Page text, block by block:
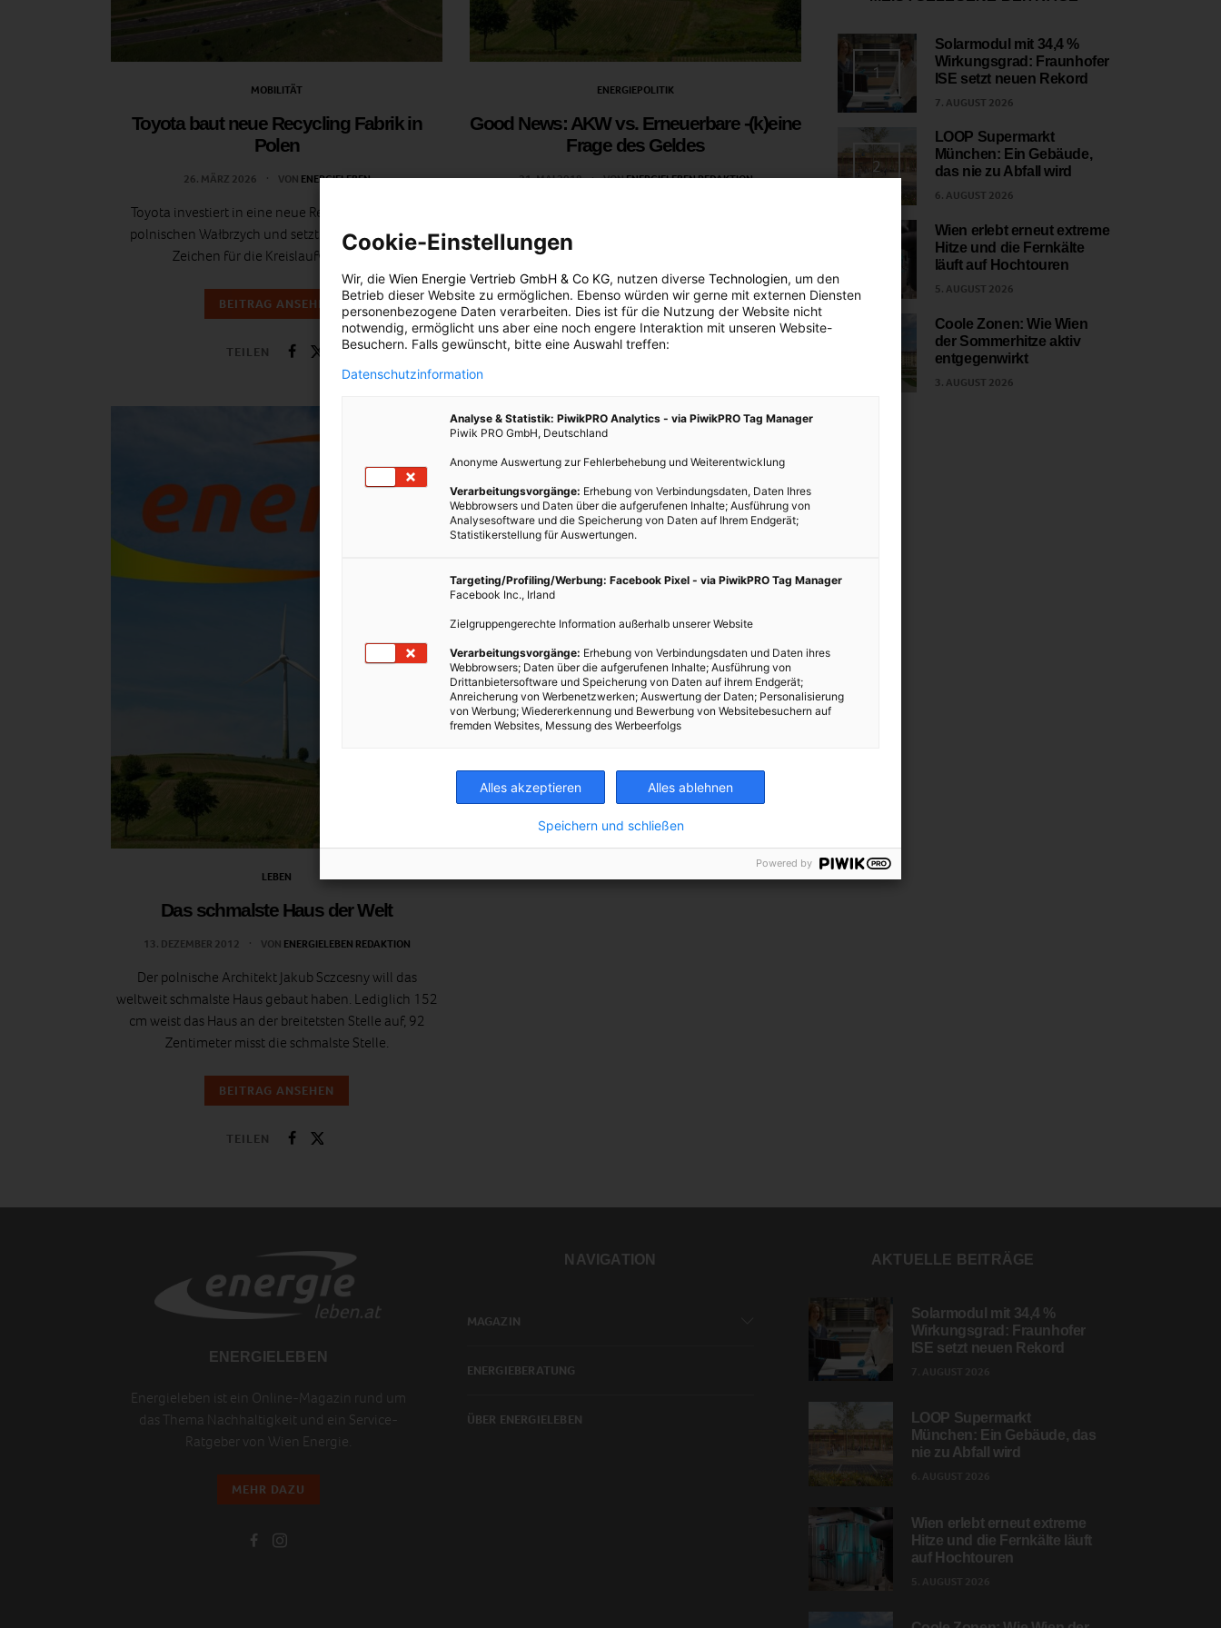
MOBILITÄT
Toyota baut neue Recycling Fabrik in
Polen
26. MÄRZ 2026 VON ENERGIELEBEN
Toyota investiert in eine neue Recycling Fabrik im
polnischen Wałbrzych und setzt damit ein starkes
Zeichen für die Kreislaufwirtschaft.
BEITRAG ANSEHEN
TEILEN
LEBEN
Das schmalste Haus der Welt
13. DEZEMBER 2012 VON ENERGIELEBEN REDAKTION
Der polnische Architekt Jakub Sczcesny will das
weltweit schmalste Haus gebaut haben. Lediglich 152
cm weist das Haus an der breitetsten Stelle auf, 92
Zentimeter misst die schmalste Stelle.
BEITRAG ANSEHEN
TEILEN
ENERGIEPOLITIK
Good News: AKW vs. Erneuerbare -(k)eine
Frage des Geldes
21. MAI 2018 VONENERGIELEBEN REDAKTION
Energien billiger als die momentan dort geplanten
BEITRAG ANSEHEN
TEILEN
1
Solarmodul mit 34,4 %
Wirkungsgrad: Fraunhofer
ISE setzt neuen Rekord
7. AUGUST 2026
2
LOOP Supermarkt
München: Ein Gebäude,
das nie zu Abfall wird
6. AUGUST 2026
Wien erlebt erneut extreme
Hitze und die Fernkälte
läuft auf Hochtouren
5. AUGUST 2026
Coole Zonen: Wie Wien
der Sommerhitze aktiv
entgegenwirkt
3. AUGUST 2026
ENERGIELEBEN
Energieleben ist ein Online-Magazin rund um
das Thema Nachhaltigkeit und ein Service-
Ratgeber von Wien Energie.
MEHR DAZU
NAVIGATION
MAGAZIN
ENERGIEBERATUNG
ÜBER ENERGIELEBEN
AKTUELLE BEITRÄGE
Solarmodul mit 34,4 %
Wirkungsgrad: Fraunhofer
ISE setzt neuen Rekord
LOOP Supermarkt
München: Ein Gebäude, das
nie zu Abfall wird
Wien erlebt erneut extreme
Hitze und die Fernkälte läuft
auf Hochtouren
Cookie-Einstellungen
Wir, die Wien Energie Vertrieb GmbH & Co KG, nutzen diverse Technologien, um den
Betrieb dieser Website zu ermöglichen. Ebenso würden wir gerne mit externen Diensten
personenbezogene Daten verarbeiten. Dies ist für die Nutzung der Website nicht
notwendig, ermöglicht uns aber eine noch engere Interaktion mit unseren Website-
Besuchern. Falls gewünscht, bitte eine Auswahl treffen:
Datenschutzinformation
Analyse & Statistik: PiwikPRO Analytics - via PiwikPRO Tag Manager
Piwik PRO GmbH, Deutschland
Anonyme Auswertung zur Fehlerbehebung und Weiterentwicklung
Verarbeitungsvorgänge: Erhebung von Verbindungsdaten, Daten Ihres
Webbrowsers und Daten über die aufgerufenen Inhalte; Ausführung von
Analysesoftware und die Speicherung von Daten auf Ihrem Endgerät;
Statistikerstellung für Auswertungen.
Targeting/Profiling/Werbung: Facebook Pixel - via PiwikPRO Tag Manager
Facebook Inc., Irland
Zielgruppengerechte Information außerhalb unserer Website
Verarbeitungsvorgänge: Erhebung von Verbindungsdaten und Daten ihres
Webbrowsers; Daten über die aufgerufenen Inhalte; Ausführung von
Drittanbietersoftware und Speicherung von Daten auf ihrem Endgerät;
Anreicherung von Werbenetzwerken; Auswertung der Daten; Personalisierung
von Werbung; Wiedererkennung und Bewerbung von Websitebesuchern auf
fremden Websites, Messung des Werbeerfolgs
Alles akzeptieren Alles ablehnen
Speichern und schließen
Powered by